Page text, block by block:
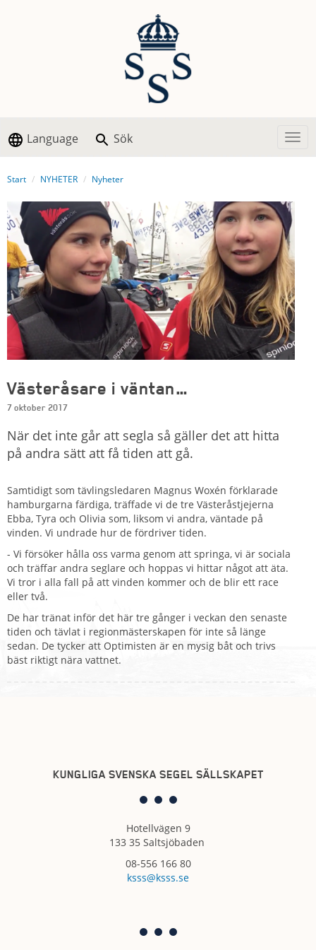
Language Sök
Start NYHETER Nyheter
Västeråsare i väntan…
7 oktober 2017
När det inte går att segla så gäller det att hitta
på andra sätt att få tiden att gå.
Samtidigt som tävlingsledaren Magnus Woxén förklarade
hamburgarna färdiga, träffade vi de tre Västeråstjejerna
Ebba, Tyra och Olivia som, liksom vi andra, väntade på
vinden. Vi undrade hur de fördriver tiden.
- Vi försöker hålla oss varma genom att springa, vi är sociala
och träffar andra seglare och hoppas vi hittar något att äta.
Vi tror i alla fall på att vinden kommer och de blir ett race
eller två.
De har tränat inför det här tre gånger i veckan den senaste
tiden och tävlat i regionmästerskapen för inte så länge
sedan. De tycker att Optimisten är en mysig båt och trivs
bäst riktigt nära vattnet.
KUNGLIGA SVENSKA SEGEL SÄLLSKAPET
Hotellvägen 9
133 35 Saltsjöbaden
08-556 166 80
ksss@ksss.se